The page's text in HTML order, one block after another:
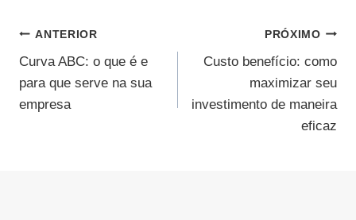
Navegação
De
Post
ANTERIOR
Curva ABC: o que é e
para que serve na sua
empresa
PRÓXIMO
Custo benefício: como
maximizar seu
investimento de maneira
eficaz